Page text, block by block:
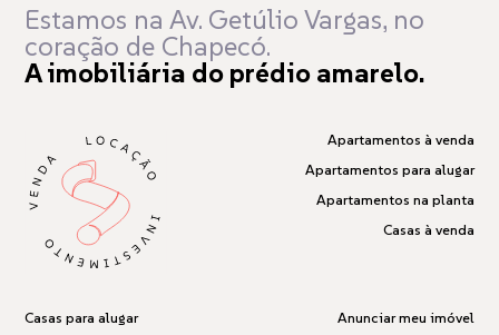
Estamos na Av. Getúlio Vargas, no
coração de Chapecó.
A imobiliária do prédio amarelo.
Apartamentos à venda
Apartamentos para alugar
Apartamentos na planta
Casas à venda
Casas para alugar
Anunciar meu imóvel